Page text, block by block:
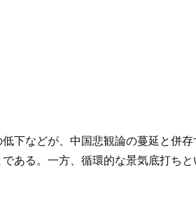
下などが、中国悲観論の蔓延と併
ある。一方、循環的な景気底打ちと